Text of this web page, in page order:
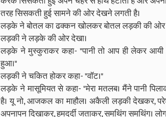
तरह सिसकती हुई सामने की ओर देखने लगती है।
लड़के ने बोतल का ढक्कन खोलकर बोतल लड़की की ओर
लड़की ने लड़के की ओर देखा।
लड़के ने मुस्कुराकर कहा- "पानी तो आप ही लेकर आयी
हुआ।"
लड़की ने चकित होकर कहा- "वॉट।"
लड़के ने मासूमियत से कहा- "मेरा मतलब। मैंने पानी
है। यू नो, आजकल का माहौल। अकैली लड़की देखकर,
अपनापन दिखाकर, हमदर्दी जताकर, समथिंग समथिंग।